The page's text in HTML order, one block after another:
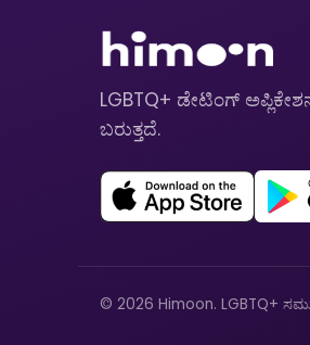
LGBTQ+ ಡೇಟಿಂಗ್
ಬರುತ್ತದೆ.
© 2026 Himoon. LGBTQ+